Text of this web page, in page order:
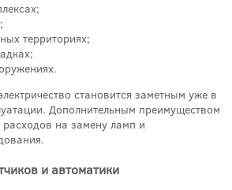
территориях;
становится заметным уже в
Дополнительным преимуществом
расходов на замену ламп и
и автоматики